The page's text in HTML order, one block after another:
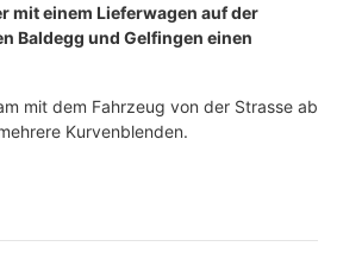
mit einem Lieferwagen auf der
Baldegg und Gelfingen einen
mit dem Fahrzeug von der Strasse ab
Kurvenblenden.